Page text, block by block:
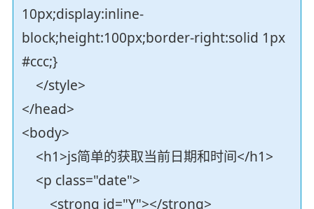
10px;display:inline-
block;height:100px;border-right:solid 1px
#ccc;}
</style>
</head>
<body>
<h1>js简单的获取当前日期和时间</h1>
<p class="date">
<strong id="Y"></strong>